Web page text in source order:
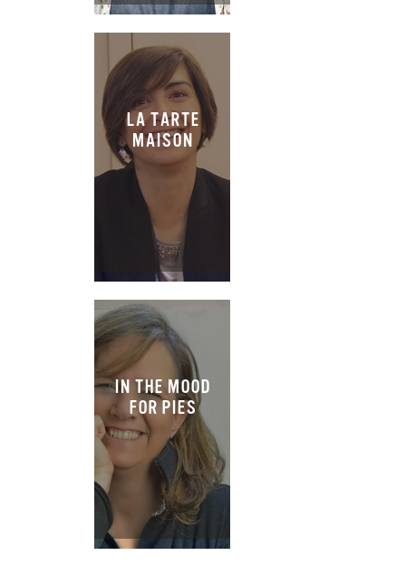
LA TARTE
MAISON
IN THE MOOD
FOR PIES